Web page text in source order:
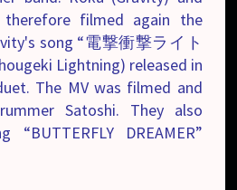
filmed again the
song “電撃衝撃ライト
Lightning) released in
The MV was filmed and
Satoshi. They also
“BUTTERFLY DREAMER”